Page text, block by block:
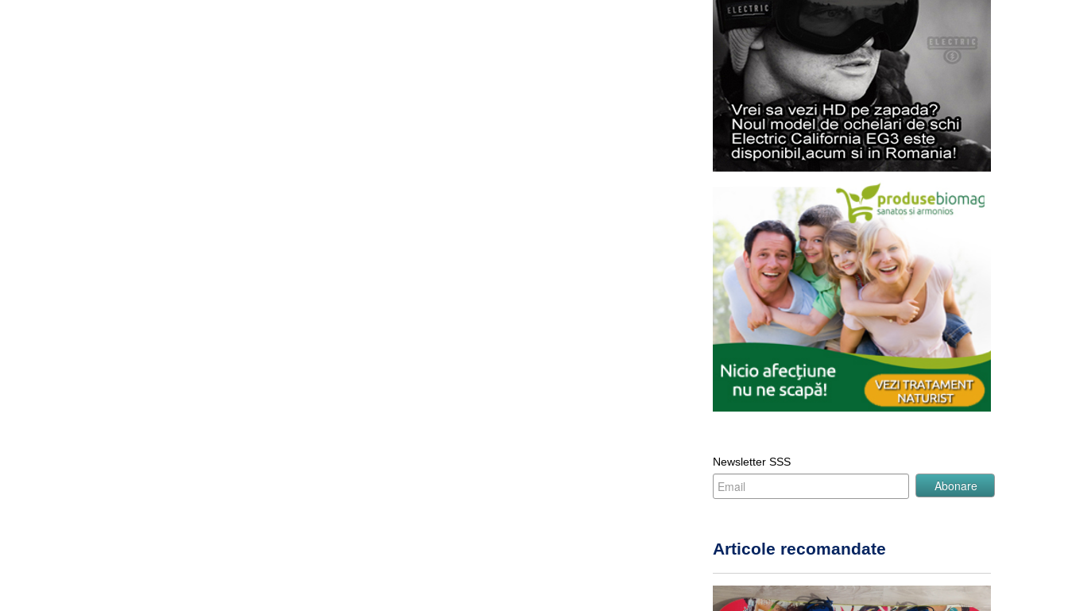
Newsletter SSS
Articole recomandate